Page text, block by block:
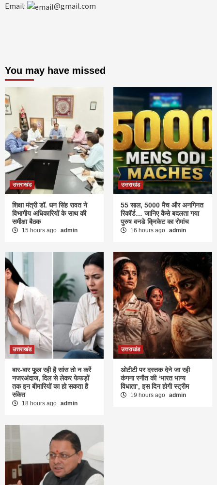
Email:
@gmail.com
You may have missed
उत्तराखंड
शिक्षा मंत्री डॉ. धन सिंह रावत ने
विभागीय अधिकारियों के साथ की
समीक्षा बैठक
15 hours ago admin
उत्तराखंड
55 साल, 5000 मैच और अनगिनत
रिकॉर्ड… जानिए कैसे बदलता गया
पुरुष वनडे क्रिकेट का रोमांच
16 hours ago admin
उत्तराखंड
बार-बार फूल रही है सांस तो न करें
नजरअंदाज, दिल से लेकर फेफड़ों
तक इन बीमारियों का हो सकता है
संकेत
18 hours ago admin
उत्तराखंड
ओटीटी पर दस्तक देने जा रही
कंगना रनौत की ‘भारत भाग्य
विधाता’, इस दिन होगी स्ट्रीम
19 hours ago admin